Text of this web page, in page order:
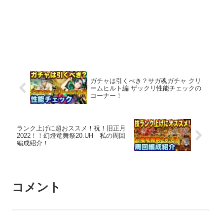
ガチャは引くべき？サガ魂ガチャ クリ
ームヒルト編 ザックリ性能チェックの
コーナー！
ランク上げに超おススメ！祝！旧正月
2022！！幻燈竜舞祭20.UH 私の周回
編成紹介！
コメント